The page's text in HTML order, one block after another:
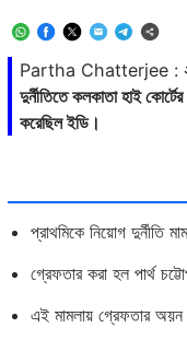
Partha Chatterjee :
দুর্নীতিতে কলকাতা হাই
করেছিল ইডি।
প্রাথমিকে নিয়োগ দুর্নীতি
গ্রেফতার করা হল পার্থ
এই মামলায় গ্রেফতার অয়ন